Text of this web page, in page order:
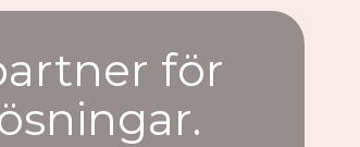
för